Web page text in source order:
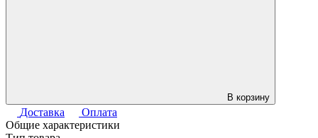
В корзину
Доставка
Оплата
Общие характеристики